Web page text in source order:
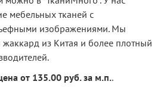
мебельных тканей с
изображениями. Мы
из Китая и более плотный
от 135.00 руб. за м.п..